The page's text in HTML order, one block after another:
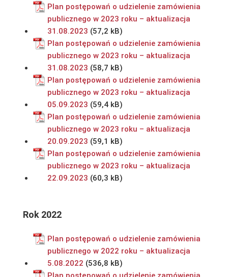
Plan postępowań o udzielenie zamówienia
publicznego w 2023 roku – aktualizacja
31.08.2023
Plan postępowań o udzielenie zamówienia
publicznego w 2023 roku – aktualizacja
31.08.2023
Plan postępowań o udzielenie zamówienia
publicznego w 2023 roku – aktualizacja
05.09.2023
Plan postępowań o udzielenie zamówienia
publicznego w 2023 roku – aktualizacja
20.09.2023
Plan postępowań o udzielenie zamówienia
publicznego w 2023 roku – aktualizacja
22.09.2023
Rok 2022
Plan postępowań o udzielenie zamówienia
publicznego w 2022 roku – aktualizacja
5.08.2022